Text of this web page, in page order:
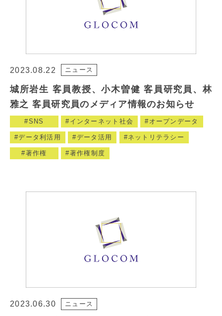
2023.08.22 ニュース
城所岩生 客員教授、小木曽健 客員研究員、林
雅之 客員研究員のメディア情報のお知らせ
SNS インターネット社会 オープンデータ
データ利活用 データ活用 ネットリテラシー
著作権 著作権制度
2023.06.30 ニュース